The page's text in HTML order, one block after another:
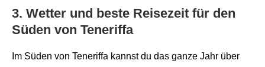
3. Wetter und beste Reisezeit für den
Süden von Teneriffa
Im Süden von Teneriffa kannst du das ganze Jahr über